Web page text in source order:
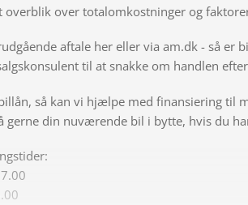
overblik over totalomkostninger og
aftale her eller via am.dk - så er
til at snakke om handlen
så kan vi hjælpe med finansiering til
gerne din nuværende bil i bytte, hvis du